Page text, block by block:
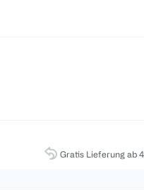
Gratis Lieferung ab